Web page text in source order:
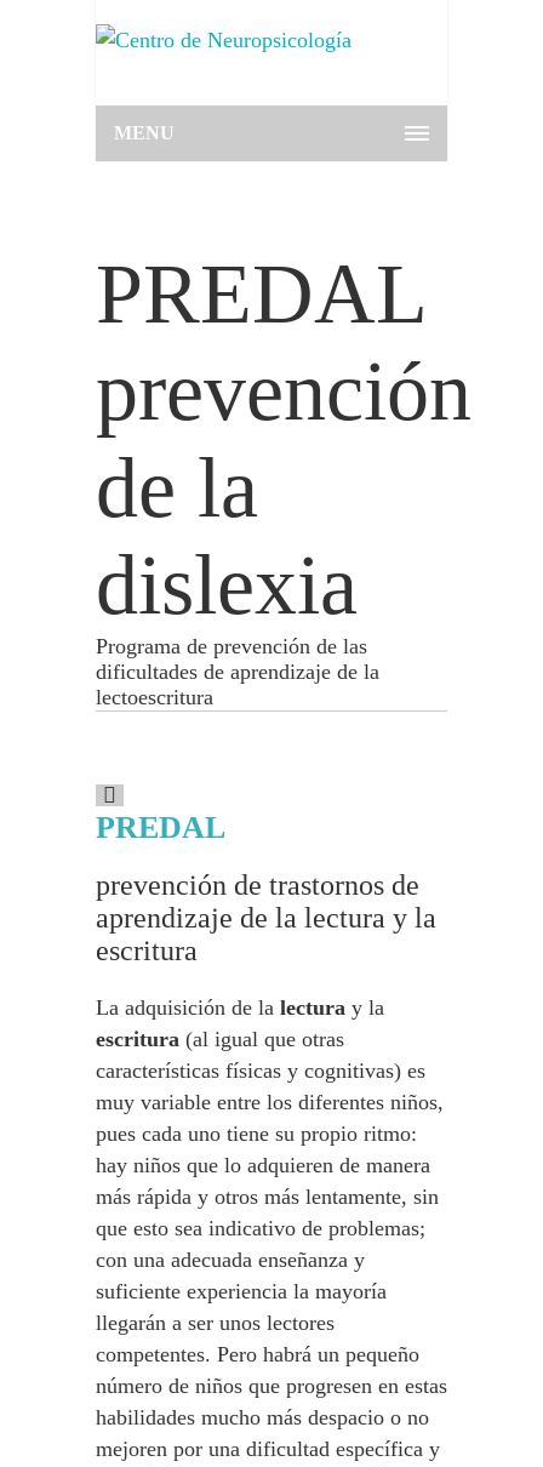
MENU
PREDAL
prevención
de la
dislexia
Programa de prevención de las
dificultades de aprendizaje de la
lectoescritura
PREDAL
prevención de trastornos de
aprendizaje de la lectura y la
escritura
La adquisición de la lectura y la
escritura (al igual que otras
características físicas y cognitivas) es
muy variable entre los diferentes niños,
pues cada uno tiene su propio ritmo:
hay niños que lo adquieren de manera
más rápida y otros más lentamente, sin
que esto sea indicativo de problemas;
con una adecuada enseñanza y
suficiente experiencia la mayoría
llegarán a ser unos lectores
competentes. Pero habrá un pequeño
número de niños que progresen en estas
habilidades mucho más despacio o no
mejoren por una dificultad específica y